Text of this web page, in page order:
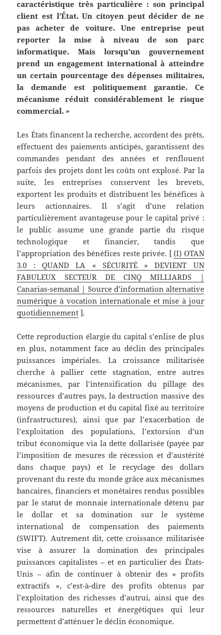
caractéristique très particulière : son principal
client est l’État. Un citoyen peut décider de ne
pas acheter de voiture. Une entreprise peut
reporter la mise à niveau de son parc
informatique. Mais lorsqu’un gouvernement
prend un engagement international à atteindre
un certain pourcentage des dépenses militaires,
la demande est politiquement garantie. Ce
mécanisme réduit considérablement le risque
commercial. »
Les États financent la recherche, accordent des prêts,
effectuent des paiements anticipés, garantissent des
commandes pendant des années et renflouent
parfois des projets dont les coûts ont explosé. Par la
suite, les entreprises conservent les brevets,
exportent les produits et distribuent les bénéfices à
leurs actionnaires. Il s’agit d’une relation
particulièrement avantageuse pour le capital privé :
le public assume une grande partie du risque
technologique et financier, tandis que
l’appropriation des bénéfices reste privée. [(I) OTAN
3.0 : QUAND LA « SÉCURITÉ » DEVIENT UN
FABULEUX SECTEUR DE CINQ MILLIARDS |
Canarias-semanal | Source d’information alternative
numérique à vocation internationale et mise à jour
quotidiennement ].
Cette reproduction élargie du capital s’enlise de plus
en plus, notamment face au déclin des principales
puissances impériales. La croissance militarisée
cherche à pallier cette stagnation, entre autres
mécanismes, par l’intensification du pillage des
ressources d’autres pays, la destruction massive des
moyens de production et du capital fixé au territoire
(infrastructures), ainsi que par l’exacerbation de
l’exploitation des populations, l’extorsion d’un
tribut économique via la dette dollarisée (payée par
l’imposition de mesures de récession et d’austérité
dans chaque pays) et le recyclage des dollars
provenant du reste du monde grâce aux mécanismes
bancaires, financiers et monétaires rendus possibles
par le statut de monnaie internationale détenu par
le dollar et sa domination sur le système
international de compensation des paiements
(SWIFT). Autrement dit, cette croissance militarisée
vise à assurer la domination des principales
puissances capitalistes – et en particulier des États-
Unis – afin de continuer à obtenir des « profits
extractifs », c’est-à-dire des profits obtenus par
l’exploitation des richesses d’autrui, ainsi que des
ressources naturelles et énergétiques qui leur
permettent d’atténuer le déclin économique.